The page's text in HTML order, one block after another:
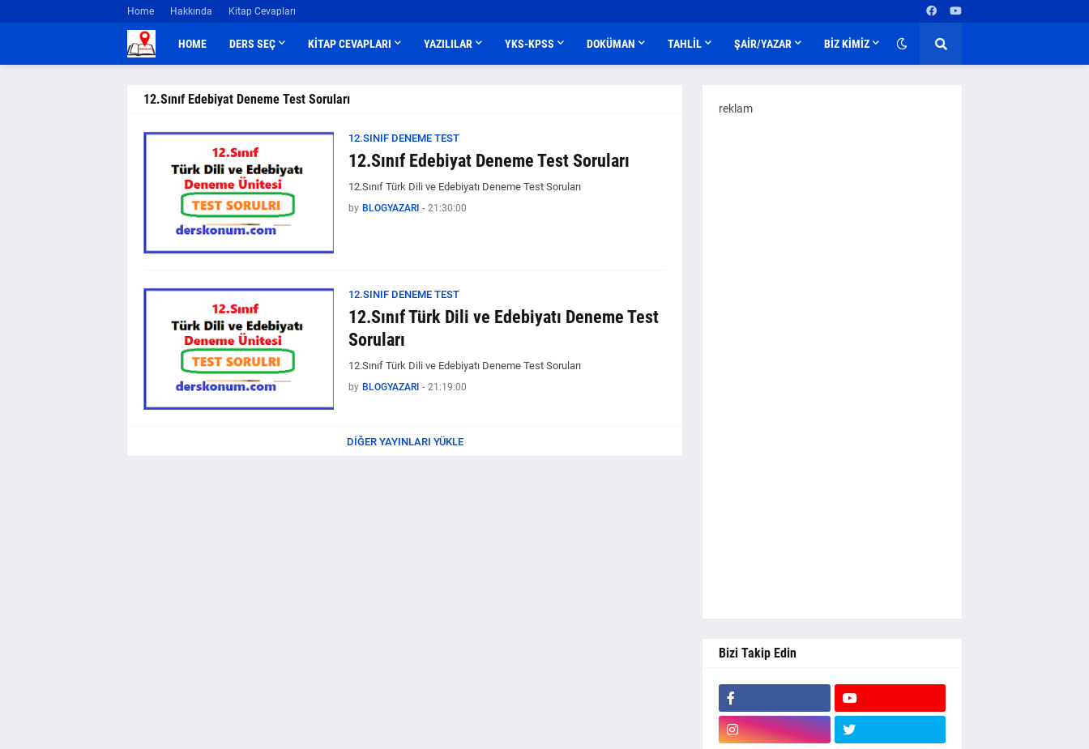
Home Hakkında Kitap Cevapları
HOME DERS SEÇ KİTAP CEVAPLARI YAZILILAR YKS-KPSS DOKÜMAN TAHLİL ŞAİR/YAZAR BİZ KİMİZ
12.Sınıf Edebiyat Deneme Test Soruları
12.SINIF DENEME TEST
12.Sınıf Edebiyat Deneme Test Soruları
12.Sınıf Türk Dili ve Edebiyatı Deneme Test Soruları
by BLOGYAZARI - 21:30:00
12.SINIF DENEME TEST
12.Sınıf Türk Dili ve Edebiyatı Deneme Test
Soruları
12.Sınıf Türk Dili ve Edebiyatı Deneme Test Soruları
by BLOGYAZARI - 21:19:00
DIĞER YAYINLARI YÜKLE
reklam
Bizi Takip Edin